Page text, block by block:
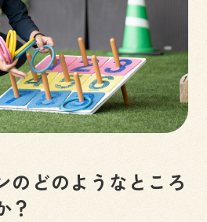
のどのようなところ
？